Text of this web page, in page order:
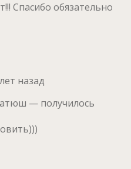
Спасибо обязательно
назад
— получилось